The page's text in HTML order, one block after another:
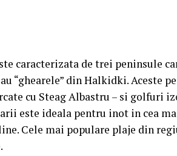
caracterizata de trei peninsule
“ghearele” din Halkidki. Aceste
cu Steag Albastru – si golfuri
este ideala pentru inot in cea
Cele mai populare plaje din